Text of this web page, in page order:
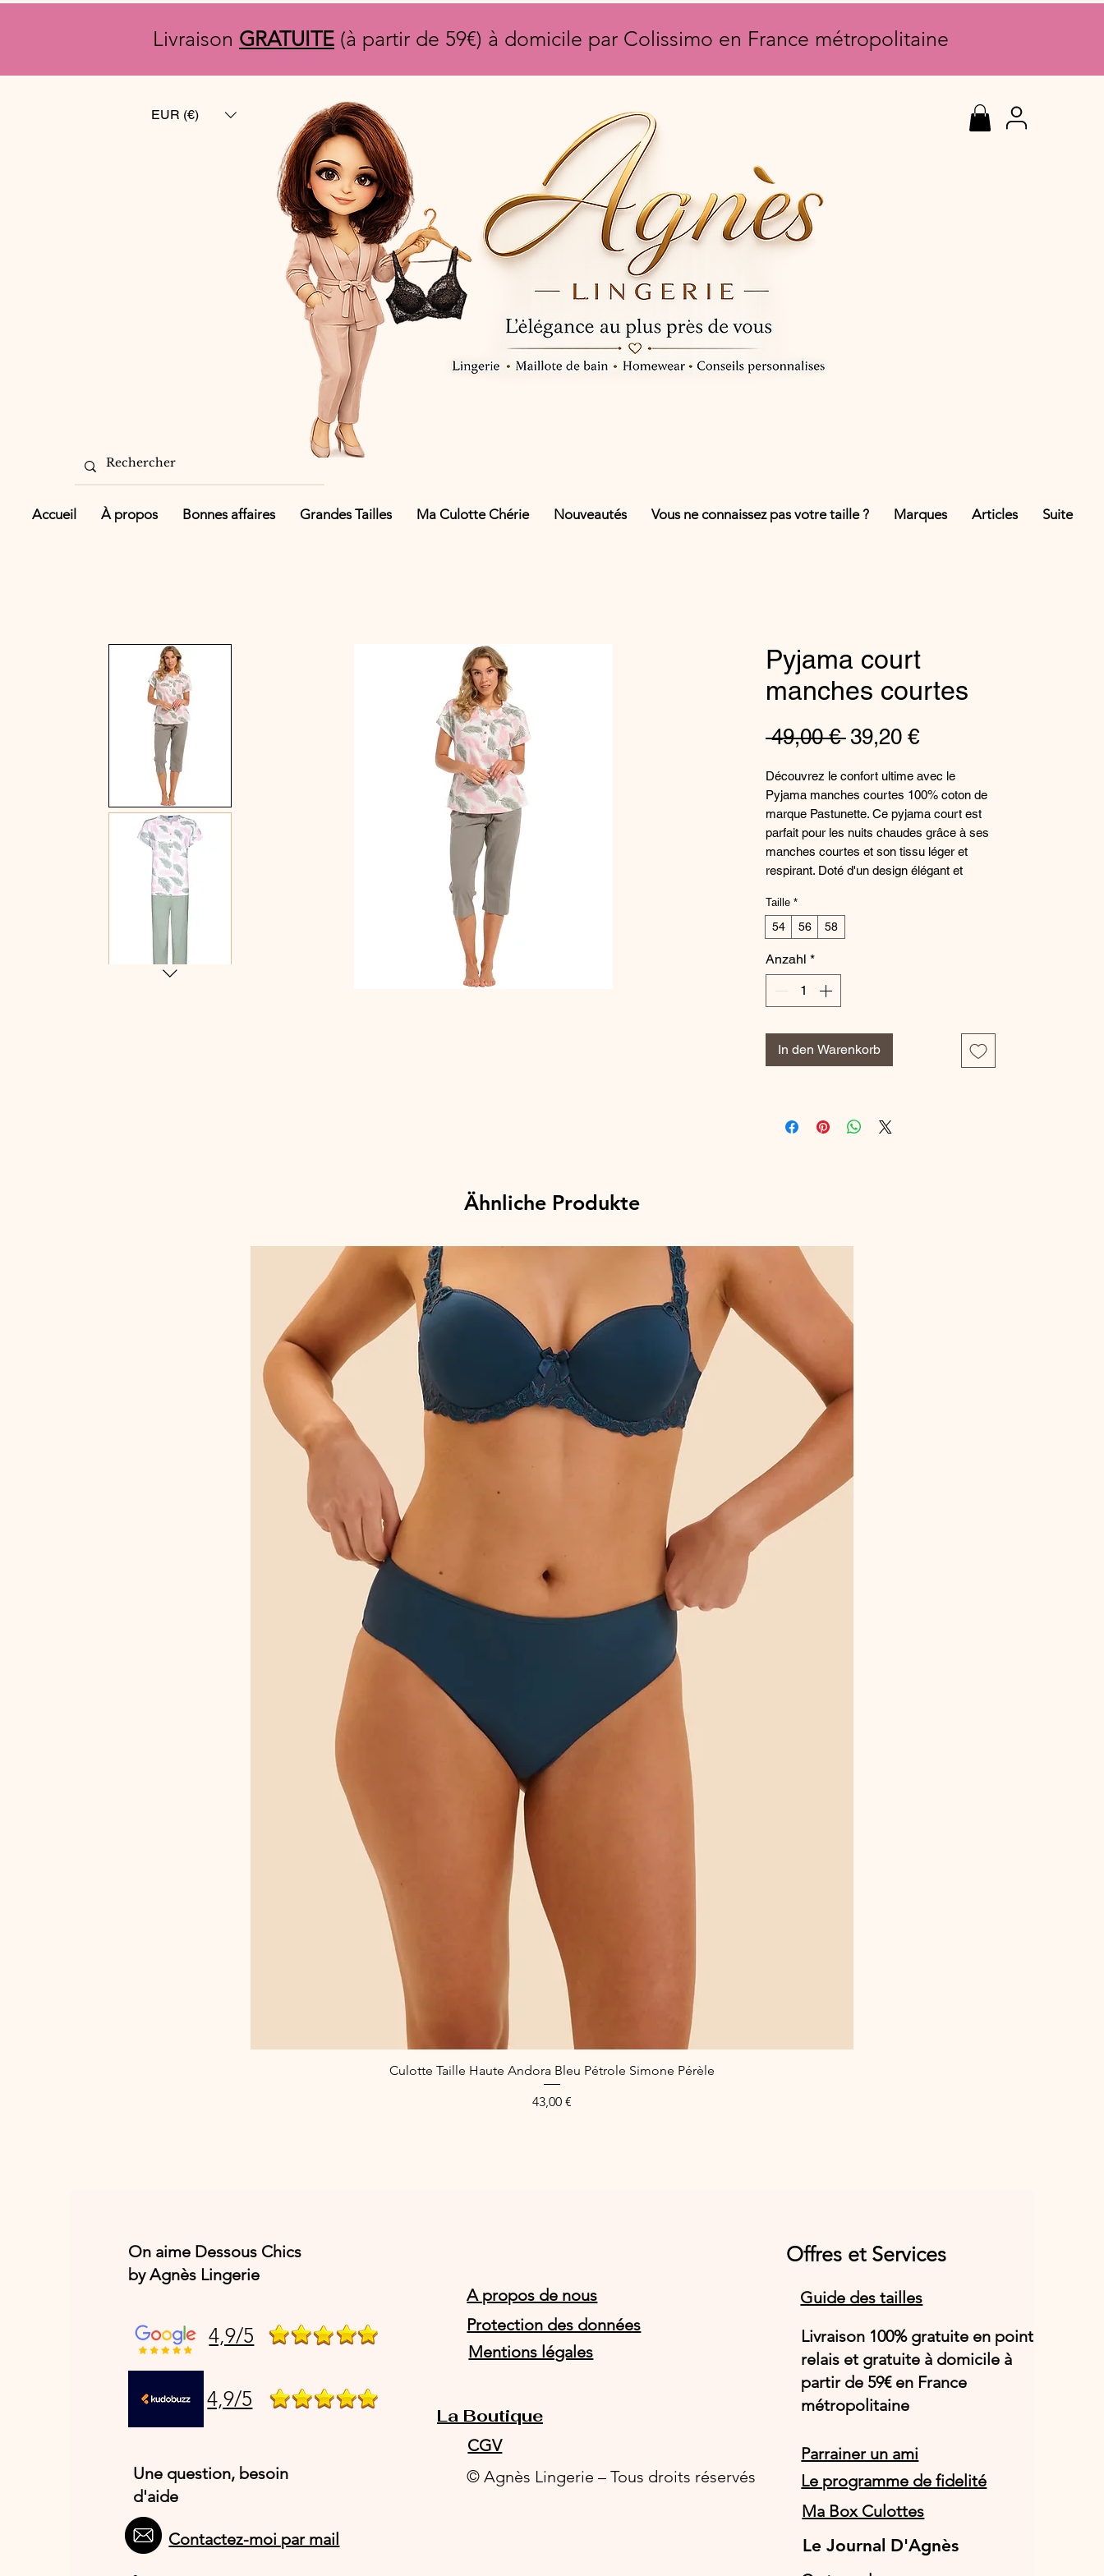
Livraison GRATUITE (à partir de 59€) à domicile par Colissimo en France métropolitaine
EUR (€)
Accueil À propos Bonnes affaires Grandes Tailles Ma Culotte Chérie Nouveautés Vous ne connaissez pas votre taille ? Marques Articles Suite
Pyjama court
manches courtes
49,00 € Standardpreis
39,20 €Sale-
Découvrez le confort ultime avec le
Pyjama manches courtes 100% coton de
marque Pastunette. Ce pyjama court est
parfait pour les nuits chaudes grâce à ses
manches courtes et son tissu léger et
respirant. Doté d'un design élégant et
maison tout en restant stylé. Le tissu 100%
coton assure une sensation douce et
optimal tout au long de la nuit. Disponible
de la taille 36 au 58 coloris rose clair, ce
Taille *
54 56 58
Anzahl *
In den Warenkorb
Ähnliche Produkte
Schnellansicht
Culotte Taille Haute Andora Bleu Pétrole Simone Pérèle
Preis
43,00 €
On aime Dessous Chics
by Agnès Lingerie
4,9/5
4,9/5
Une question, besoin
d'aide
Contactez-moi par mail
Offres et Services
A propos de nous
Protection des données
Mentions légales
Guide des tailles
Livraison 100% gratuite en point
relais et gratuite à domicile à
partir de 59€ en France
métropolitaine
CGV
Parrainer un ami
Le programme de fidelité
© Agnès Lingerie – Tous droits réservés
Ma Box Culottes
Le Journal D'Agnès
Le Journal D'Agnès
La Boutique